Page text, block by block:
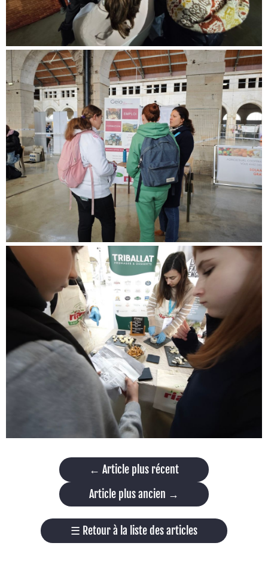
← Article plus récent
Article plus ancien →
☰ Retour à la liste des articles